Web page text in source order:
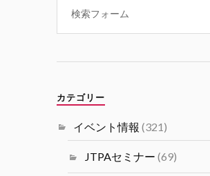
JTPA@シリコンバレー
1/31 6PM(PST) 変革の
コンバレー
塩井宏亮氏をお迎えし
ア最前線で活躍するデ
ンティストの視点の目
カテゴリー
イベント情報 (321)
JTPAセミナー (69)